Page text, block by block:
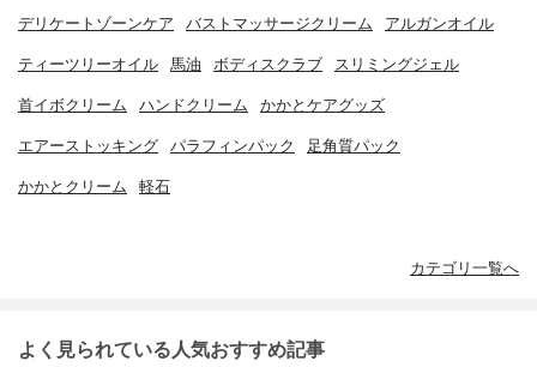
デリケートゾーンケア バストマッサージクリーム アルガンオイル
ティーツリーオイル 馬油 ボディスクラブ スリミングジェル
首イボクリーム ハンドクリーム かかとケアグッズ
エアーストッキング パラフィンパック 足角質パック
かかとクリーム 軽石
カテゴリ一覧へ
よく見られている人気おすすめ記事